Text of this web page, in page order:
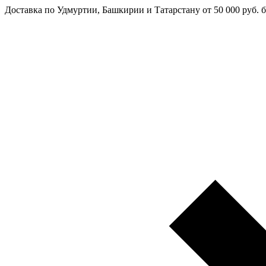
Доставка по Удмуртии, Башкирии и Татарстану от 50 000 руб.